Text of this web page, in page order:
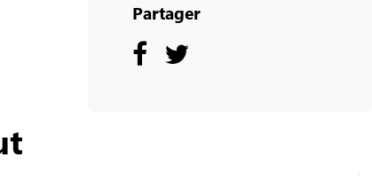
Partager